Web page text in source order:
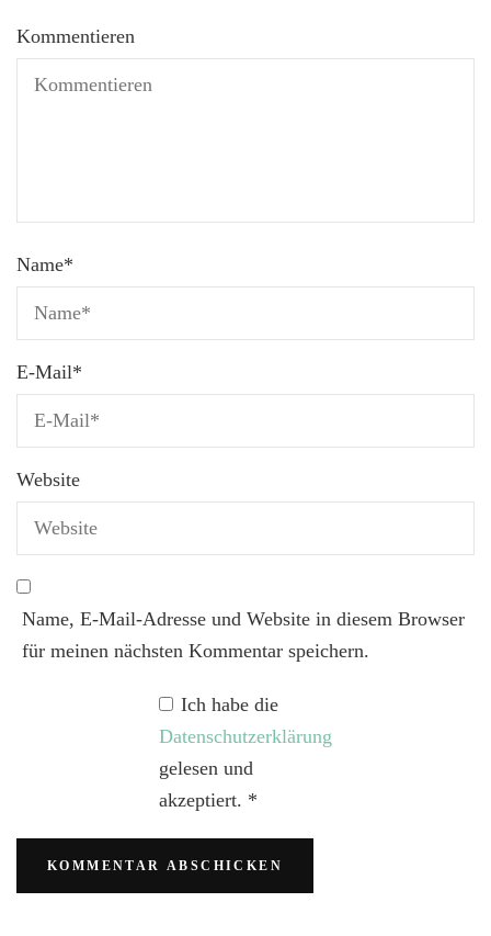
Kommentieren
Name*
E-Mail*
Website
Name, E-Mail-Adresse und Website in diesem Browser
für meinen nächsten Kommentar speichern.
Ich habe die
Datenschutzerklärung
gelesen und
akzeptiert. *